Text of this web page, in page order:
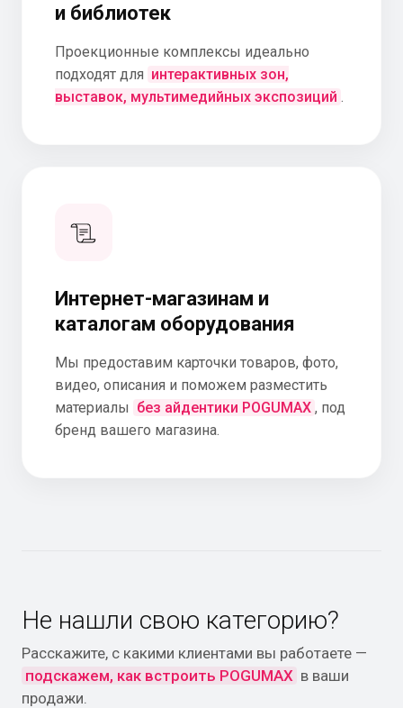
и библиотек
Проекционные комплексы идеально
подходят для интерактивных зон,
выставок, мультимедийных экспозиций
Интернет-магазинам и
каталогам оборудования
Мы предоставим карточки товаров, фото,
видео, описания и поможем разместить
материалы без айдентики POGUMAX , под
бренд вашего магазина.
Не нашли свою категорию?
Расскажите, с какими клиентами вы работаете —
подскажем, как встроить POGUMAX в ваши
продажи.